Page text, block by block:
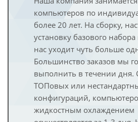
компьютеров по
более 20 лет. На сборку,
установку базового
нас уходит чуть больше
Большинство заказов мы
выполнить в течении дня.
ТОПовых или
конфигураций,
жидкостным охлаждением